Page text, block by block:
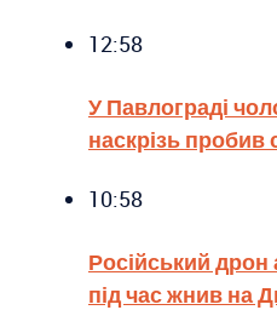
12:58
У Павлограді
наскрізь
10:58
Російський
під час жнив на